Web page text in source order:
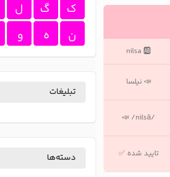
nilsa 🆎
📣 نیلسا
/nilsā/ 📣
تایید شده ✅
ک
گ
ل
ن
ه و
تبلیغات
دسته‌ها